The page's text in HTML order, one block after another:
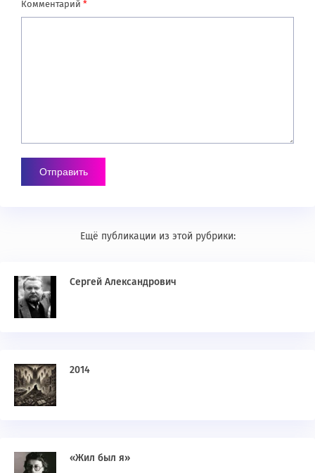
Комментарий *
Ещё публикации из этой рубрики:
Сергей Александрович
2014
«Жил был я»